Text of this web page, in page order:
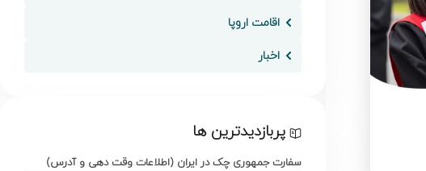
اقامت اروپا
اخبار
پربازدیدترین ها
سفارت جمهوری چک در ایران (اطلاعات وقت دهی و آدرس)